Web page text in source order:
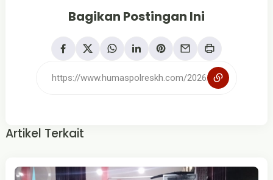
Bagikan Postingan Ini
Artikel Terkait